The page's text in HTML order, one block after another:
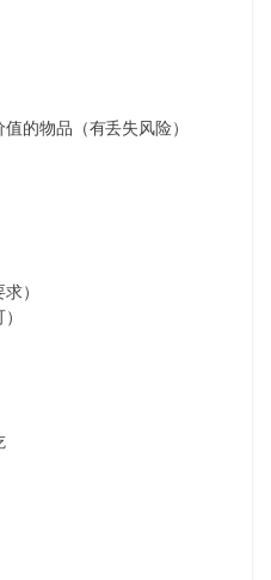
的物品（有丢失风险）
）